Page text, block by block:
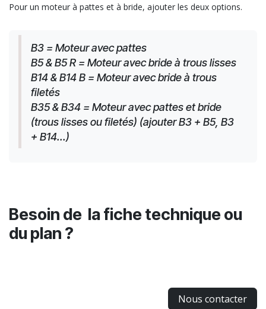
Pour un moteur à pattes et à bride, ajouter les deux options.
B3 = Moteur avec pattes
B5 & B5 R = Moteur avec bride à trous lisses
B14 & B14 B = Moteur avec bride à trous
filetés
B35 & B34 = Moteur avec pattes et bride
(trous lisses ou filetés) (ajouter B3 + B5, B3
+ B14...)
Besoin de la fiche technique ou
du plan ?
Nous contacter